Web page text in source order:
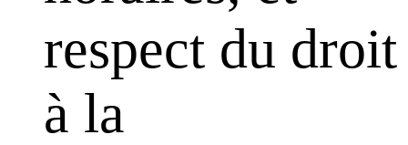
respect du droit
à la